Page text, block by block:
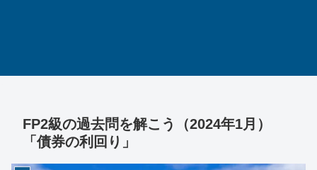
FP2級の過去問を解こう（2024年1月）
「債券の利回り」